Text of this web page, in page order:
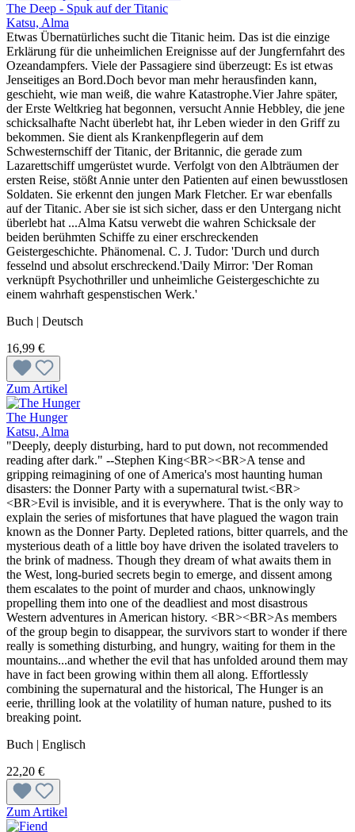
The Deep - Spuk auf der Titanic
Katsu, Alma
Etwas Übernatürliches sucht die Titanic heim. Das ist die einzige
Erklärung für die unheimlichen Ereignisse auf der Jungfernfahrt des
Ozeandampfers. Viele der Passagiere sind überzeugt: Es ist etwas
Jenseitiges an Bord.Doch bevor man mehr herausfinden kann,
geschieht, wie man weiß, die wahre Katastrophe.Vier Jahre später,
der Erste Weltkrieg hat begonnen, versucht Annie Hebbley, die jene
schicksalhafte Nacht überlebt hat, ihr Leben wieder in den Griff zu
bekommen. Sie dient als Krankenpflegerin auf dem
Schwesternschiff der Titanic, der Britannic, die gerade zum
Lazarettschiff umgerüstet wurde. Verfolgt von den Albträumen der
ersten Reise, stößt Annie unter den Patienten auf einen bewusstlosen
Soldaten. Sie erkennt den jungen Mark Fletcher. Er war ebenfalls
auf der Titanic. Aber sie ist sich sicher, dass er den Untergang nicht
überlebt hat ...Alma Katsu verwebt die wahren Schicksale der
beiden berühmten Schiffe zu einer erschreckenden
Geistergeschichte. Phänomenal. C. J. Tudor: 'Durch und durch
fesselnd und absolut erschreckend.'Daily Mirror: 'Der Roman
verknüpft Psychothriller und unheimliche Geistergeschichte zu
einem wahrhaft gespenstischen Werk.'
Buch | Deutsch
16,99 €
Zum Artikel
The Hunger
Katsu, Alma
"Deeply, deeply disturbing, hard to put down, not recommended
reading after dark." --Stephen King<BR><BR>A tense and
gripping reimagining of one of America's most haunting human
disasters: the Donner Party with a supernatural twist.<BR>
<BR>Evil is invisible, and it is everywhere. That is the only way to
explain the series of misfortunes that have plagued the wagon train
known as the Donner Party. Depleted rations, bitter quarrels, and the
mysterious death of a little boy have driven the isolated travelers to
the brink of madness. Though they dream of what awaits them in
the West, long-buried secrets begin to emerge, and dissent among
them escalates to the point of murder and chaos, unknowingly
propelling them into one of the deadliest and most disastrous
Western adventures in American history. <BR><BR>As members
of the group begin to disappear, the survivors start to wonder if there
really is something disturbing, and hungry, waiting for them in the
mountains...and whether the evil that has unfolded around them may
have in fact been growing within them all along. Effortlessly
combining the supernatural and the historical, The Hunger is an
eerie, thrilling look at the volatility of human nature, pushed to its
breaking point.
Buch | Englisch
22,20 €
Zum Artikel